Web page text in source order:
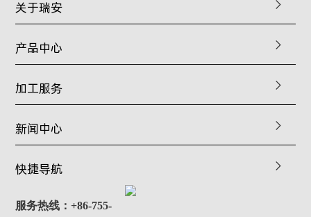
关于瑞安
产品中心
加工服务
新闻中心
快捷导航
服务热线：+86-755-